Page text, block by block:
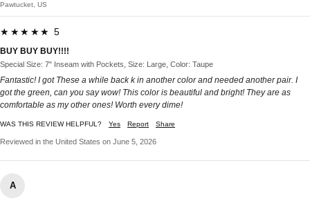
Pawtucket, US
★★★★★ 5
BUY BUY BUY!!!!
Special Size: 7" Inseam with Pockets, Size: Large, Color: Taupe
Fantastic! I got These a while back k in another color and needed another pair. I
got the green, can you say wow! This color is beautiful and bright! They are as
comfortable as my other ones! Worth every dime!
WAS THIS REVIEW HELPFUL? Yes Report Share
Reviewed in the United States on June 5, 2026
A